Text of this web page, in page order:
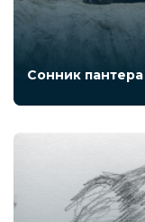
Сонник пантера